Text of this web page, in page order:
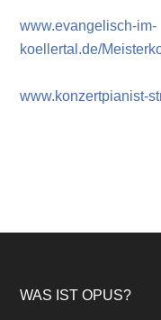
www.evangelisch-im-
koellertal.de/
www.konzertpianist-
Footer
WAS IST OPUS?